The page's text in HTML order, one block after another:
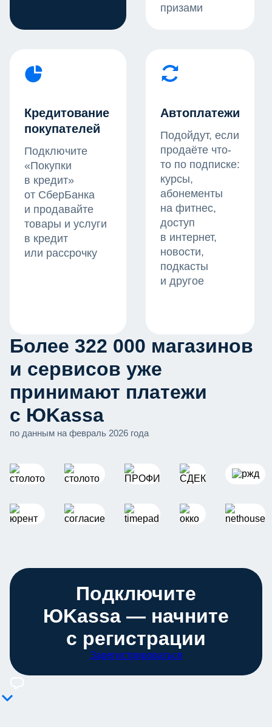
призами
Кредитование
покупателей
Подключите
«Покупки
в кредит»
от СберБанка
и продавайте
товары и услуги
в кредит
или рассрочку
Автоплатежи
Подойдут, если
продаёте что-
то по подписке:
курсы,
абонементы
на фитнес,
доступ
в интернет,
новости,
подкасты
и другое
Более 322 000 магазинов
и сервисов уже
принимают платежи
с ЮKassa
по данным на февраль 2026 года
Подключите
ЮKassa — начните
с регистрации
Зарегистрироваться